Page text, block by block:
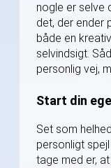
nogle er selve
det, der ender
både en
selvindsigt.
personlig vej,
Start din
Set som
personligt
tage med er,